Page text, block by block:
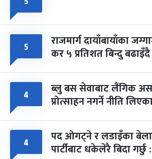
५ राजमार्ग दायाँबायाँका
कर ५ प्रतिशत बिन्दु बढाइँदै
४ ब्लु बस सेवाबाट लैंगिक
प्रोत्साहन नगर्ने नीति
४ पद ओगट्ने र लडाइँका बेला
पार्टीबाट धकेलेरै बिदा गर्छु